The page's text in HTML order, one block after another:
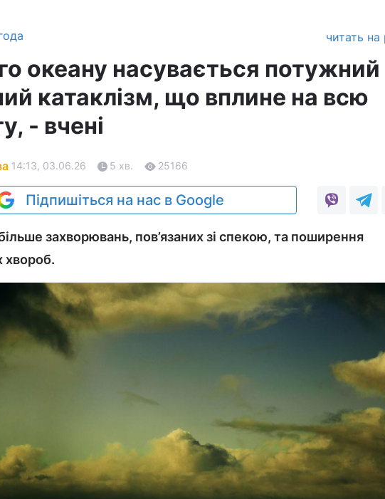
читать
океану насувається потужний
катаклізм, що вплине на всю
- вчені
14:13, 03.06.26 5 хв. 25166
Підпишіться на нас в Google
захворювань, пов’язаних зі спекою, та поширення
хвороб.